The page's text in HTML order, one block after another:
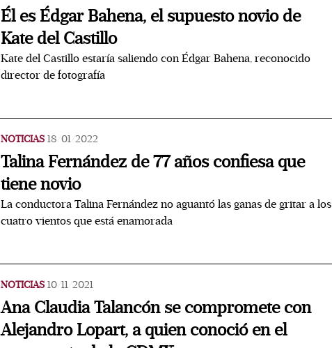
Él es Édgar Bahena, el supuesto novio de
Kate del Castillo
Kate del Castillo estaría saliendo con Édgar Bahena, reconocido
director de fotografía
NOTICIAS 18/01/2022
Talina Fernández de 77 años confiesa que
tiene novio
La conductora Talina Fernández no aguantó las ganas de gritar a los
cuatro vientos que está enamorada
NOTICIAS 10/11/2021
Ana Claudia Talancón se compromete con
Alejandro Lopart, a quien conoció en el